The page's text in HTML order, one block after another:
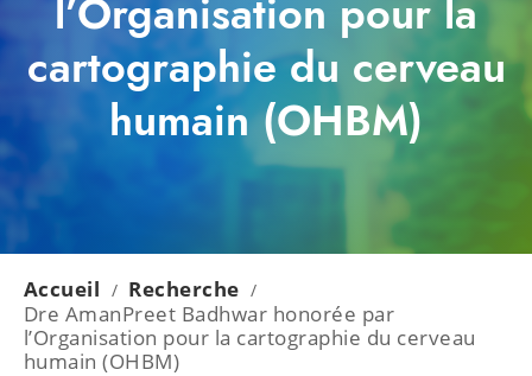
l’Organisation pour la
cartographie du cerveau
humain (OHBM)
Accueil / Recherche /
Dre AmanPreet Badhwar honorée par
l’Organisation pour la cartographie du cerveau
humain (OHBM)